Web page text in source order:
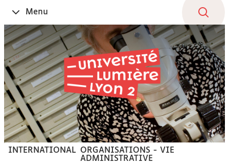
contenu
Ouvrir
le
Menu
INTERNATIONAL ORGANISATIONS - VIE
ADMINISTRATIVE